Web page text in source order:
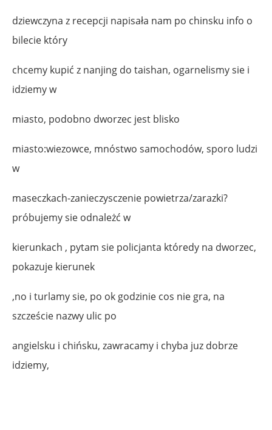
dziewczyna z recepcji napisała nam po chinsku info o
bilecie który
chcemy kupić z nanjing do taishan, ogarnelismy sie i
idziemy w
miasto, podobno dworzec jest blisko
miasto:wiezowce, mnóstwo samochodów, sporo ludzi
w
maseczkach-zanieczysczenie powietrza/zarazki?
próbujemy sie odnależć w
kierunkach , pytam sie policjanta któredy na dworzec,
pokazuje kierunek
,no i turlamy sie, po ok godzinie cos nie gra, na
szczeście nazwy ulic po
angielsku i chińsku, zawracamy i chyba juz dobrze
idziemy,